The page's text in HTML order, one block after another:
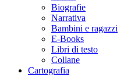
Biografie
Narrativa
Bambini e ragazzi
E-Books
Libri di testo
Collane
Cartografia